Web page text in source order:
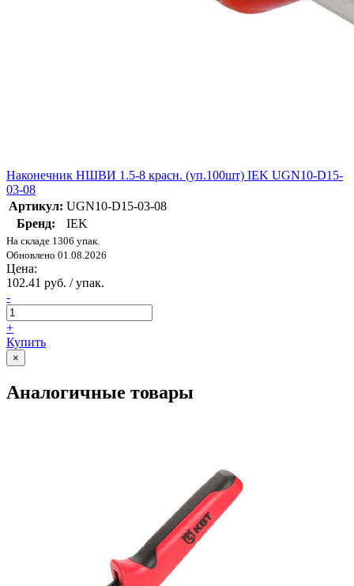
Наконечник НШВИ 1.5-8 красн. (уп.100шт) IEK UGN10-D15-
03-08
Артикул: UGN10-D15-03-08
Бренд:
IEK
На складе 1306 упак.
Обновлено 01.08.2026
Цена:
102.41 руб. / упак.
-
+
Купить
×
Аналогичные товары